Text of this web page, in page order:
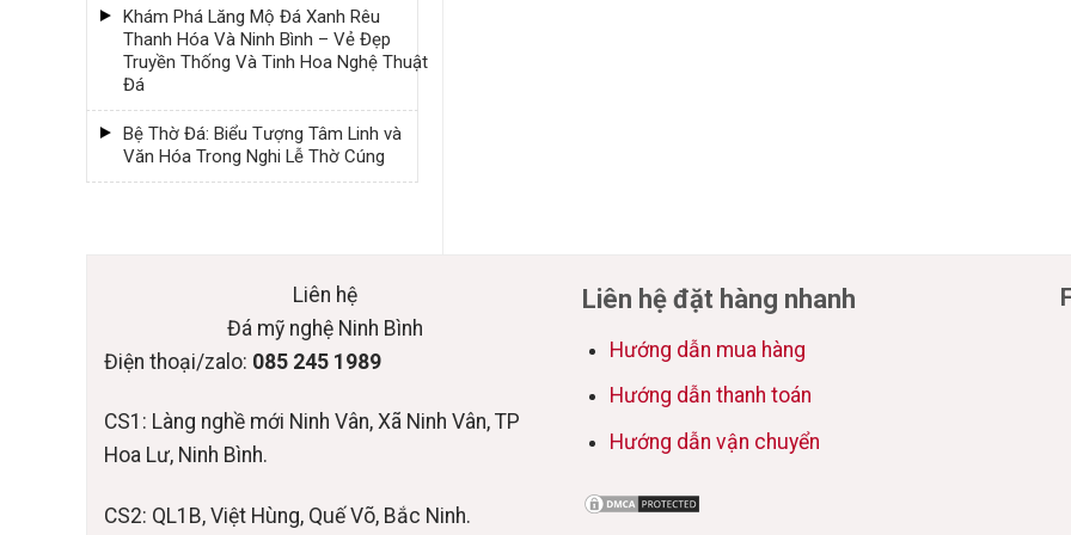
Khám Phá Lăng Mộ Đá Xanh Rêu
Thanh Hóa Và Ninh Bình – Vẻ Đẹp
Truyền Thống Và Tinh Hoa Nghệ Thuật
Đá
Bệ Thờ Đá: Biểu Tượng Tâm Linh và
Văn Hóa Trong Nghi Lễ Thờ Cúng
Liên hệ
Đá mỹ nghệ Ninh Bình
Điện thoại/zalo: 085 245 1989
CS1: Làng nghề mới Ninh Vân, Xã Ninh Vân, TP
Hoa Lư, Ninh Bình.
CS2: QL1B, Việt Hùng, Quế Võ, Bắc Ninh.
Liên hệ đặt hàng nhanh
Hướng dẫn mua hàng
Hướng dẫn thanh toán
Hướng dẫn vận chuyển